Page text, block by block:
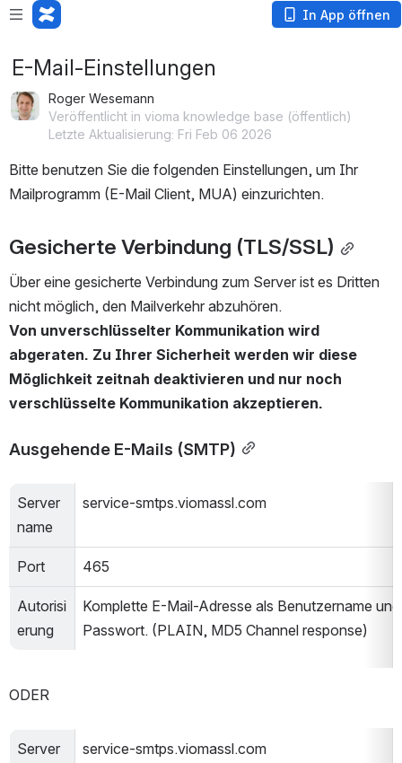
In App öffnen
E-Mail-Einstellungen
Roger Wesemann
Veröffentlicht in vioma knowledge base (öffentlich)
Letzte Aktualisierung: Fri Feb 06 2026
Bitte benutzen Sie die folgenden Einstellungen, um Ihr
Mailprogramm (E-Mail Client, MUA) einzurichten.
Gesicherte Verbindung (TLS/SSL)
Über eine gesicherte Verbindung zum Server ist es Dritten
nicht möglich, den Mailverkehr abzuhören.
Von unverschlüsselter Kommunikation wird
abgeraten. Zu Ihrer Sicherheit werden wir diese
Möglichkeit zeitnah deaktivieren und nur noch
verschlüsselte Kommunikation akzeptieren.
Ausgehende E-Mails (SMTP)
Server
name
service-smtps.viomassl.com
Port 465
Autorisi
erung
Komplette E-Mail-Adresse als Benutzername und
Passwort. (PLAIN, MD5 Channel response)
ODER
Server
service-smtps.viomassl.com